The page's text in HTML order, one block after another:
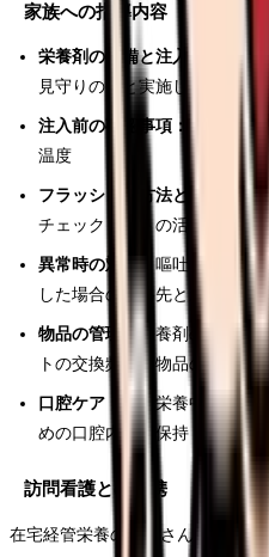
家族への指導内容
栄養剤の準備と注入手順：
実
見守りのもと実施してもらう
注入前の確認事項：
体位の調
温度
フラッシュの方法と頻度：
注
チェックリストの活用を提案
異常時の対応： 嘔吐・発熱・
した場合の連絡先と対応手順
物品の管理：
栄養剤の保管方
トの交換頻度、物品の注文方法
口腔ケア： 経管栄養中でも口
めの口腔内清潔保持
訪問看護との連携
在宅経管栄養の患者さんには、